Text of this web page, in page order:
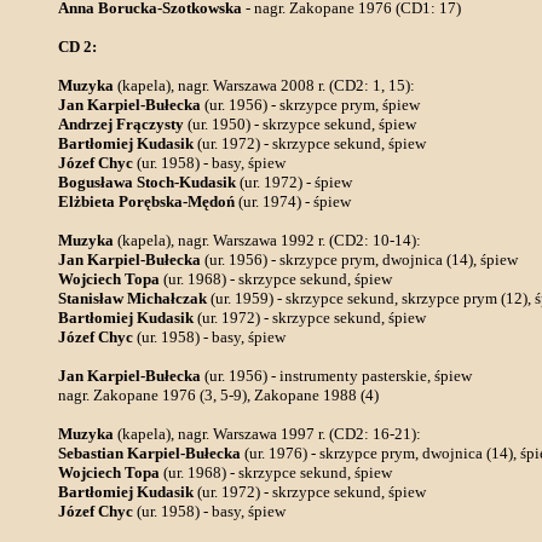
Anna Borucka-Szotkowska - nagr. Zakopane 1976 (CD1: 17)
CD 2:
Muzyka (kapela), nagr. Warszawa 2008 r. (CD2: 1, 15):
Jan Karpiel-Bułecka (ur. 1956) - skrzypce prym, śpiew
Andrzej Frączysty (ur. 1950) - skrzypce sekund, śpiew
Bartłomiej Kudasik(ur. 1972) - skrzypce sekund, śpiew
Józef Chyc (ur. 1958) - basy, śpiew
Bogusława Stoch-Kudasik(ur. 1972) - śpiew
Elżbieta Porębska-Mędoń (ur. 1974) - śpiew
Muzyka (kapela), nagr. Warszawa 1992 r. (CD2: 10-14):
Jan Karpiel-Bułecka (ur. 1956) - skrzypce prym, dwojnica (14), śpiew
Wojciech Topa (ur. 1968) - skrzypce sekund, śpiew
Stanisław Michałczak(ur. 1959) - skrzypce sekund, skrzypce prym (12),
Bartłomiej Kudasik(ur. 1972) - skrzypce sekund, śpiew
Józef Chyc (ur. 1958) - basy, śpiew
Jan Karpiel-Bułecka (ur. 1956) - instrumenty pasterskie, śpiew
nagr. Zakopane 1976 (3, 5-9), Zakopane 1988 (4)
Muzyka (kapela), nagr. Warszawa 1997 r. (CD2: 16-21):
Sebastian Karpiel-Bułecka (ur. 1976) - skrzypce prym, dwojnica (14),
Wojciech Topa (ur. 1968) - skrzypce sekund, śpiew
Bartłomiej Kudasik(ur. 1972) - skrzypce sekund, śpiew
Józef Chyc (ur. 1958) - basy, śpiew